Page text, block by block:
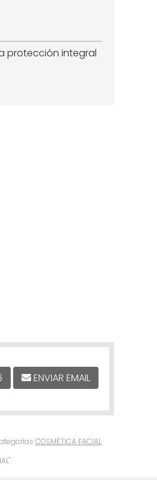
COSMÈTICA FACIAL
protección integral
ENVIAR EMAIL